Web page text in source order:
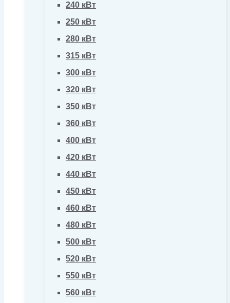
240 кВт
250 кВт
280 кВт
315 кВт
300 кВт
320 кВт
350 кВт
360 кВт
400 кВт
420 кВт
440 кВт
450 кВт
460 кВт
480 кВт
500 кВт
520 кВт
550 кВт
560 кВт